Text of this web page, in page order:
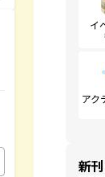
イ
アク
新